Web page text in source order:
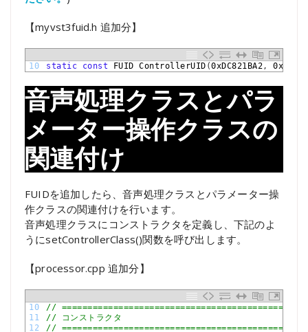
【myvst3fuid.h 追加分】
10 static const FUID ControllerUID (0xDC821BA2,
音声処理クラスとパラ
メーター操作クラスの
関連付け
FUIDを追加したら、音声処理クラスとパラメーター操
作クラスの関連付けを行います。
音声処理クラスにコンストラクタを定義し、下記のよ
うにsetControllerClass()関数を呼び出します。
【processor.cpp 追加分】
10
11
12
//
// コンストラクタ
//